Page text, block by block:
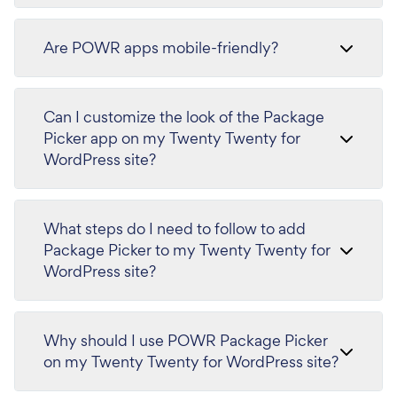
Are POWR apps mobile-friendly?
Can I customize the look of the Package
Picker app on my Twenty Twenty for
WordPress site?
What steps do I need to follow to add
Package Picker to my Twenty Twenty for
WordPress site?
Why should I use POWR Package Picker
on my Twenty Twenty for WordPress site?